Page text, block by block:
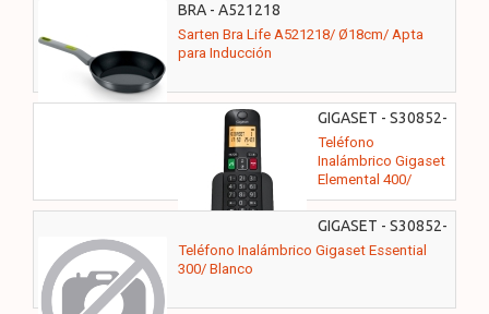
BRA - A521218
Sarten Bra Life A521218/ Ø18cm/ Apta
para Inducción
GIGASET - S30852-
H3009-D201
Teléfono
Inalámbrico Gigaset
Elemental 400/
Negro
GIGASET - S30852-
H3211-D202
Teléfono Inalámbrico Gigaset Essential
300/ Blanco